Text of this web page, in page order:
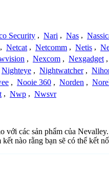
Security , Nari , Nas ,
, Netcat , Netcomm , Netis ,
, Nexcom , Nexgadget ,
Nighteye , Nightwatcher ,
, Nooie 360 , Norden ,
, Nwp , Nwsvr
các sản phẩm của
nào rằng bạn sẽ có thể kết